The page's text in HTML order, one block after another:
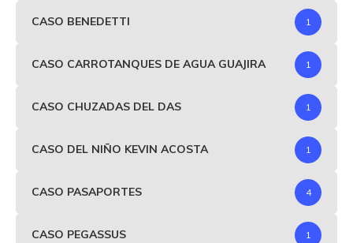
CASO BENEDETTI 1
CASO CARROTANQUES DE AGUA GUAJIRA 1
CASO CHUZADAS DEL DAS 1
CASO DEL NIÑO KEVIN ACOSTA 1
CASO PASAPORTES 4
CASO PEGASSUS 1